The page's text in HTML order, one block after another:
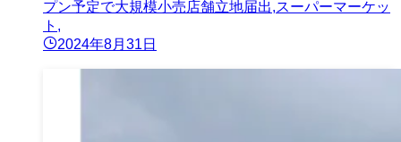
プン予定で大規模小売店舗立地届出,スーパーマーケッ
ト,
2024年8月31日